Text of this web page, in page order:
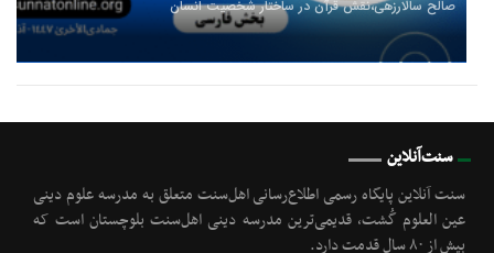
صالح سالارزهی،‌نقش قرآن در ساختار شخصیت انسان
سنت‌آنلاین
سنت آنلاین پایگاه رسمی اطلاع‌رسانی اهل‌سنت متعلق به مدرسه علوم دینی
عین العلوم گُشت, قدیمی‌ترین مدرسه دینی اهل‌سنت بلوچستان است که
بیش از ۸۰ سال قدمت دارد.